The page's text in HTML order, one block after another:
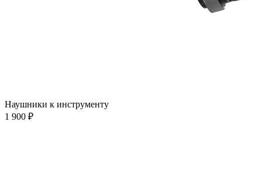
Наушники к инструменту
1 900 ₽